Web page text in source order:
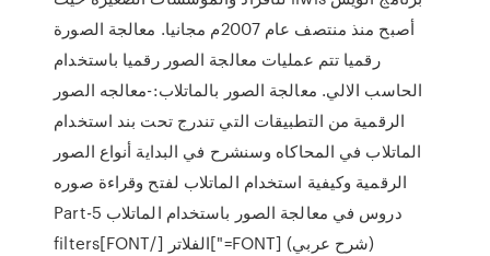
أصبح منذ منتصف عام 2007م مجانيا. معالجة الصورة
رقميا تتم عمليات معالجة الصور رقميا باستخدام
الحاسب الالي. معالجة الصور بالماتلاب:-معالجه الصور
الرقمية من التطبيقات التي تندرج تحت بند استخدام
الماتلاب في المحاكاه وسنشرح في البداية أنواع الصور
الرقمية وكيفية استخدام الماتلاب لفتح وقراءة صوره
دروس في معالجة الصور باستخدام الماتلاب Part-5
(شرح عربي) [FONT="]الفلاتر [/FONT]filters